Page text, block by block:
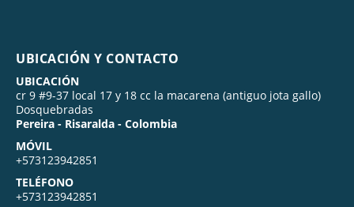
UBICACIÓN Y CONTACTO
UBICACIÓN
cr 9 #9-37 local 17 y 18 cc la macarena (antiguo jota gallo)
Dosquebradas
Pereira - Risaralda - Colombia
MÓVIL
+573123942851
TELÉFONO
+573123942851